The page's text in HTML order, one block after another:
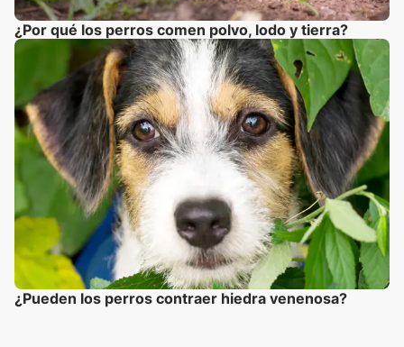
¿Por qué los perros comen polvo, lodo y tierra?
¿Pueden los perros contraer hiedra venenosa?